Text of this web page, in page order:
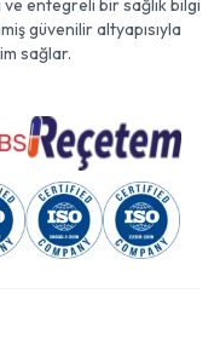
ve entegreli bir sağlık bilgi
güvenilir altyapısıyla
sağlar.